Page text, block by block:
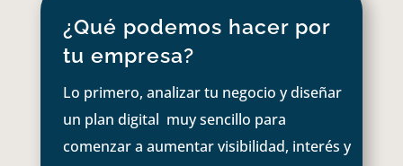
¿Qué podemos hacer por
tu empresa?
Lo primero, analizar tu negocio y diseñar
un plan digital muy sencillo para
comenzar a aumentar visibilidad, interés y